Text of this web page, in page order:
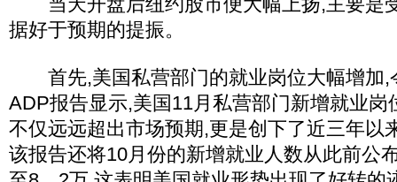
据好于预期的提振。
首先,美国私营部门的就业岗位大幅增加,
ADP报告显示,美国11月私营部门新增就业岗
不仅远远超出市场预期,更是创下了近三年以
该报告还将10月份的新增就业人数从此前公